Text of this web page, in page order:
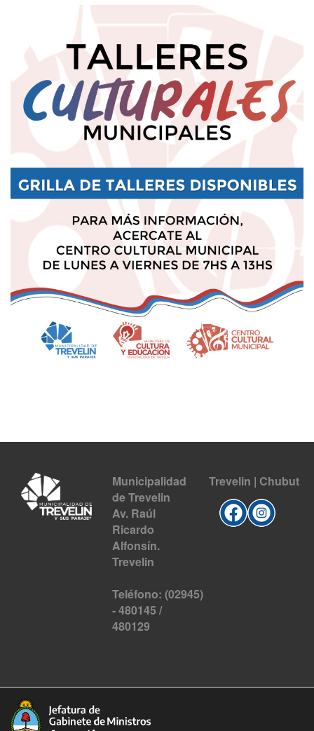
Municipalidad
de Trevelin
Av. Raúl
Ricardo
Alfonsín.
Trevelin
Teléfono: (02945)
- 480145 /
480129
Trevelin | Chubut